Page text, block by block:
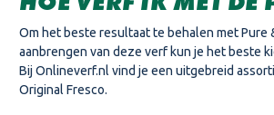
Om het beste resultaat te behalen met Pure
aanbrengen van deze verf kun je het beste
Bij Onlineverf.nl vind je een uitgebreid
Original Fresco.